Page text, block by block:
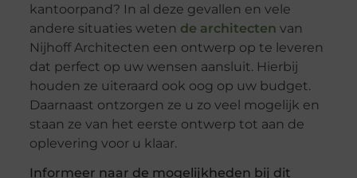
kantoorpand? In al deze gevallen en vele
andere situaties weten de architecten van
Nijhoff Architecten een ontwerp op te leveren
dat perfect op uw wensen aansluit. Hierbij
houden ze uiteraard ook oog op uw budget.
Daarnaast ontzorgen ze u zo veel mogelijk en
staan ze van het eerste ontwerp tot aan de
oplevering voor u klaar.
Informeer naar de mogelijkheden bij dit